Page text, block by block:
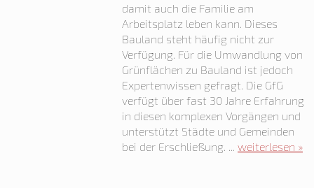
damit auch die Familie am
Arbeitsplatz leben kann. Dieses
Bauland steht häufig nicht zur
Verfügung. Für die Umwandlung von
Grünflächen zu Bauland ist jedoch
Expertenwissen gefragt. Die GfG
verfügt über fast 30 Jahre Erfahrung
in diesen komplexen Vorgängen und
unterstützt Städte und Gemeinden
bei der Erschließung. ... weiterlesen »